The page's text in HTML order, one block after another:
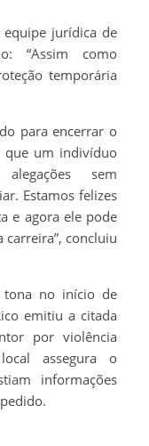
jurídica de
“Assim como
temporária
para encerrar o
que um indivíduo
sem
Estamos felizes
e agora ele pode
carreira”, concluiu
tona no início de
emitiu a citada
por violência
assegura o
informações